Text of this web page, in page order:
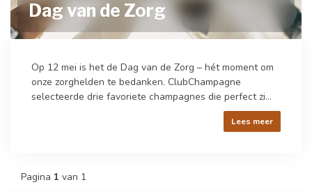
Dag van de Zorg
Op 12 mei is het de Dag van de Zorg – hét moment om
onze zorghelden te bedanken. ClubChampagne
selecteerde drie favoriete champagnes die perfect zi...
Lees meer
Pagina 1 van 1